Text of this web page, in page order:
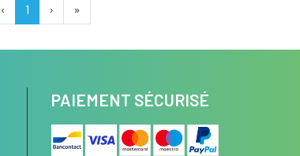
‹ 1 › »
PAIEMENT SÉCURISÉ